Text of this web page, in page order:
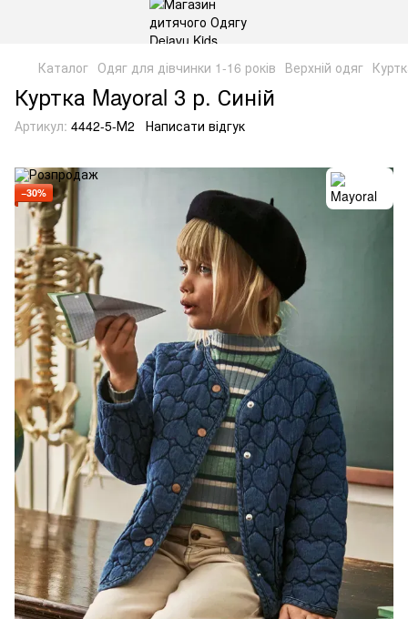
Каталог Одяг для дівчинки 1-16 років Верхній одяг
Куртка Mayoral 3 р. Синій
Артикул: 4442-5-М2 Написати відгук
−30%